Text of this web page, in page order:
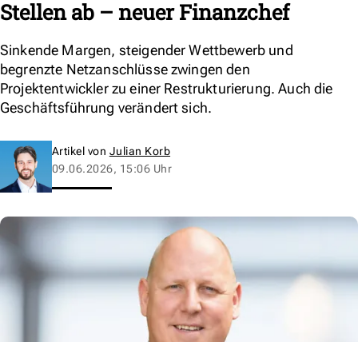
Stellen ab – neuer Finanzchef
Sinkende Margen, steigender Wettbewerb und
begrenzte Netzanschlüsse zwingen den
Projektentwickler zu einer Restrukturierung. Auch die
Geschäftsführung verändert sich.
Artikel von Julian Korb
09.06.2026, 15:06 Uhr